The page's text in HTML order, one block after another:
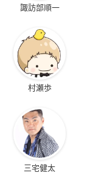
諏訪部順一
村瀬歩
三宅健太